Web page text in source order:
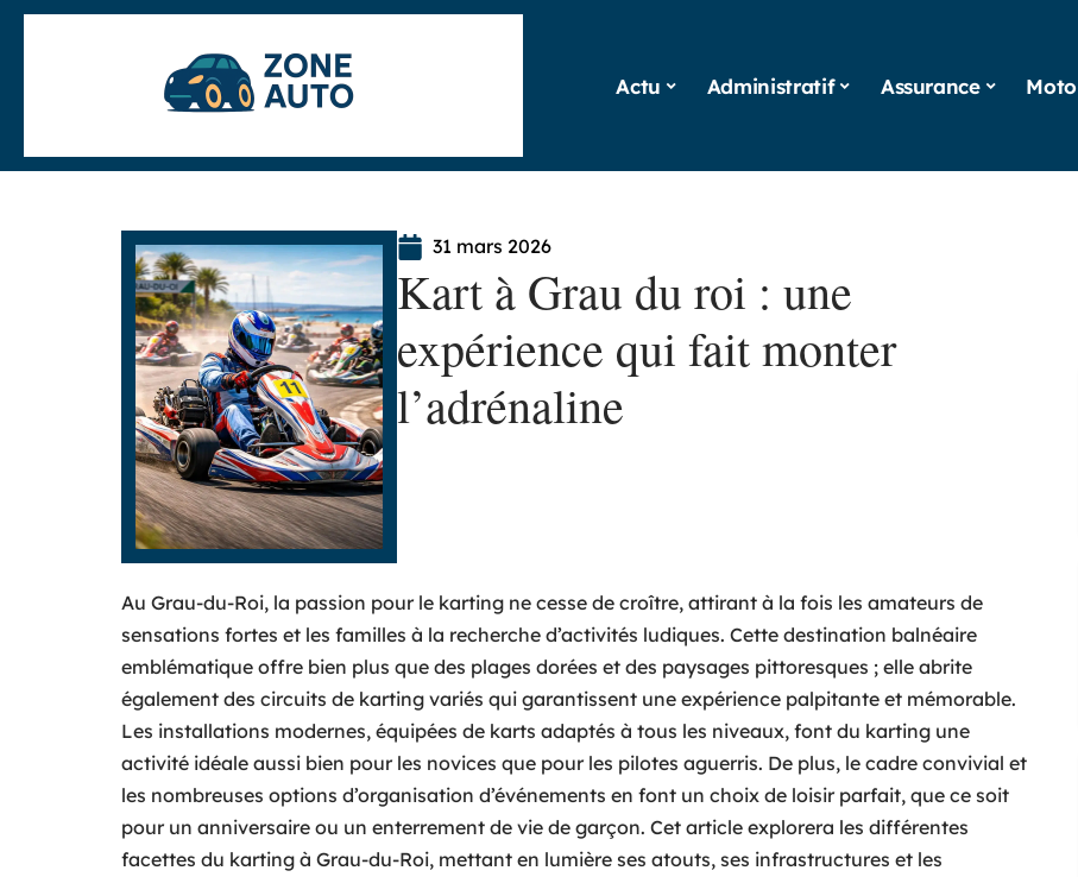
Actu Administratif Assurance Moto
31 mars 2026
Kart à Grau du roi : une
expérience qui fait monter
l’adrénaline
Au Grau-du-Roi, la passion pour le karting ne cesse de croître, attirant à la fois les amateurs de
sensations fortes et les familles à la recherche d’activités ludiques. Cette destination balnéaire
emblématique offre bien plus que des plages dorées et des paysages pittoresques ; elle abrite
également des circuits de karting variés qui garantissent une expérience palpitante et mémorable.
Les installations modernes, équipées de karts adaptés à tous les niveaux, font du karting une
activité idéale aussi bien pour les novices que pour les pilotes aguerris. De plus, le cadre convivial et
les nombreuses options d’organisation d’événements en font un choix de loisir parfait, que ce soit
pour un anniversaire ou un enterrement de vie de garçon. Cet article explorera les différentes
facettes du karting à Grau-du-Roi, mettant en lumière ses atouts, ses infrastructures et les